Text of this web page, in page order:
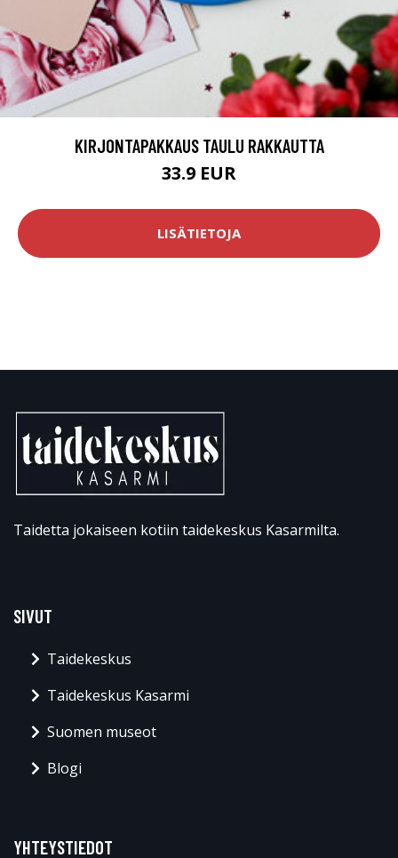
KIRJONTAPAKKAUS TAULU RAKKAUTTA
33.9 EUR
LISÄTIETOJA
Taidetta jokaiseen kotiin taidekeskus Kasarmilta.
SIVUT
Taidekeskus
Taidekeskus Kasarmi
Suomen museot
Blogi
YHTEYSTIEDOT